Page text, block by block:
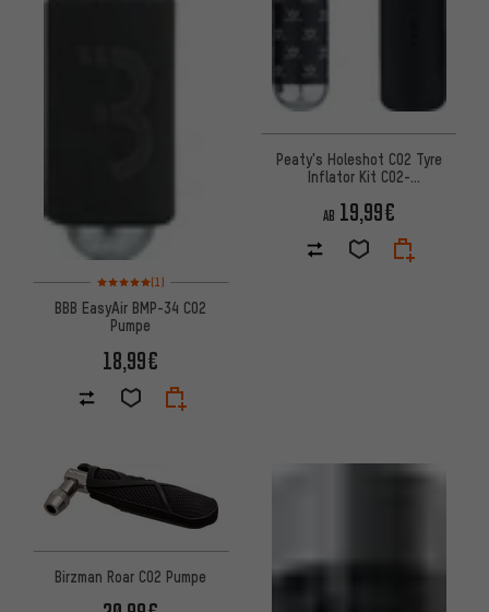
Bewertungen: 5 von 5 basierend auf 1 Bewertungen
(1)
BBB EasyAir BMP-34 CO2
Pumpe
18,99€
Peaty's Holeshot CO2 Tyre
Inflator Kit CO2-
Kartusche
AB 19,99€
Birzman Roar CO2 Pumpe